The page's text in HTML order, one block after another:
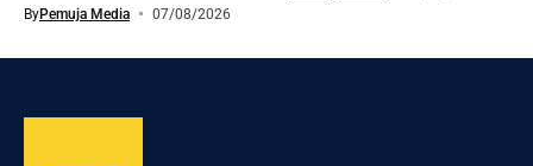
ByPemuja Media 07/08/2026